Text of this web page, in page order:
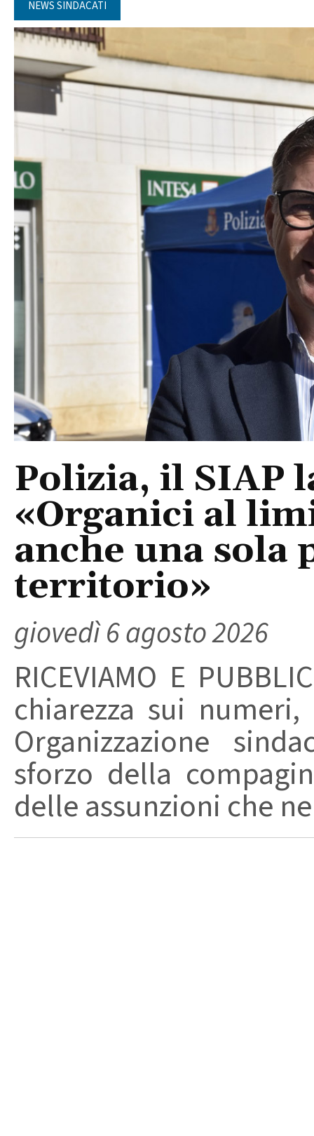
NEWS SINDACATI
Polizia, il SIAP
«Organici al
anche una sola
territorio»
giovedì 6 agosto 2026
RICEVIAMO E
chiarezza sui
Organizzazione
sforzo della
delle assunzioni che